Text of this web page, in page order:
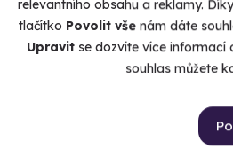
relevantního obsahu a reklamy.
tlačítko Povolit vše nám dáte
Upravitse dozvíte více informací
souhlas můžete
196
31